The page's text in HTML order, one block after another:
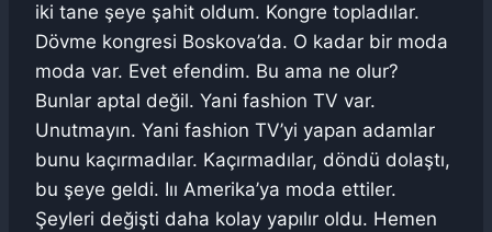
iki tane şeye şahit oldum. Kongre topladılar.
Dövme kongresi Boskova’da. O kadar bir moda
moda var. Evet efendim. Bu ama ne olur?
Bunlar aptal değil. Yani fashion TV var.
Unutmayın. Yani fashion TV’yi yapan adamlar
bunu kaçırmadılar. Kaçırmadılar, döndü dolaştı,
bu şeye geldi. Iıı Amerika’ya moda ettiler.
Şeyleri değişti daha kolay yapılır oldu. Hemen